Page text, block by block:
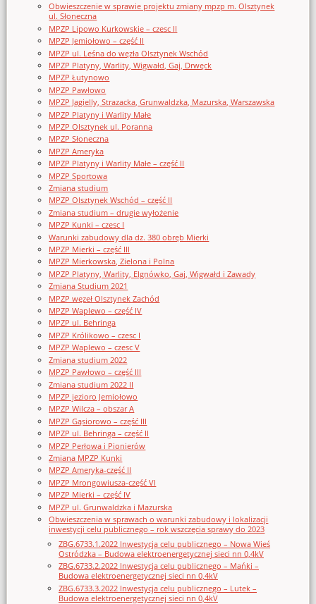
Obwieszczenie w sprawie projektu zmiany mpzp m. Olsztynek
ul. Słoneczna
MPZP Lipowo Kurkowskie – czesc II
MPZP Jemiołowo – część II
MPZP ul. Leśna do węzła Olsztynek Wschód
MPZP Platyny, Warlity, Wigwałd, Gaj, Drwęck
MPZP Łutynowo
MPZP Pawłowo
MPZP Jagielly, Strazacka, Grunwaldzka, Mazurska, Warszawska
MPZP Platyny i Warlity Małe
MPZP Olsztynek ul. Poranna
MPZP Słoneczna
MPZP Ameryka
MPZP Platyny i Warlity Małe – część II
MPZP Sportowa
Zmiana studium
MPZP Olsztynek Wschód – część II
Zmiana studium – drugie wyłożenie
MPZP Kunki – czesc I
Warunki zabudowy dla dz. 380 obręb Mierki
MPZP Mierki – część III
MPZP Mierkowska, Zielona i Polna
MPZP Platyny, Warlity, Elgnówko, Gaj, Wigwałd i Zawady
Zmiana Studium 2021
MPZP węzeł Olsztynek Zachód
MPZP Waplewo – część IV
MPZP ul. Behringa
MPZP Królikowo – czesc I
MPZP Waplewo – czesc V
Zmiana studium 2022
MPZP Pawłowo – część III
Zmiana studium 2022 II
MPZP jezioro Jemiołowo
MPZP Wilcza – obszar A
MPZP Gąsiorowo – część III
MPZP ul. Behringa – część II
MPZP Perłowa i Pionierów
Zmiana MPZP Kunki
MPZP Ameryka-część II
MPZP Mrongowiusza-część VI
MPZP Mierki – część IV
MPZP ul. Grunwaldzka i Mazurska
Obwieszczenia w sprawach o warunki zabudowy i lokalizacji
inwestycji celu publicznego – rok wszczęcia sprawy do 2023
ZBG.6733.1.2022 Inwestycja celu publicznego – Nowa Wieś
Ostródzka – Budowa elektroenergetycznej sieci nn 0,4kV
ZBG.6733.2.2022 Inwestycja celu publicznego – Mańki –
Budowa elektroenergetycznej sieci nn 0,4kV
ZBG.6733.3.2022 Inwestycja celu publicznego – Lutek –
Budowa elektroenergetycznej sieci nn 0,4kV